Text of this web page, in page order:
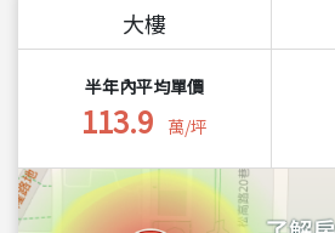
大樓
半年內平均單價
113.9 萬/坪